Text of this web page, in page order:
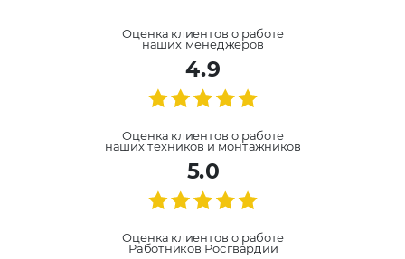
Оценка клиентов о работе
наших менеджеров
4.9
Оценка клиентов о работе
наших техников и монтажников
5.0
Оценка клиентов о работе
Работников Росгвардии